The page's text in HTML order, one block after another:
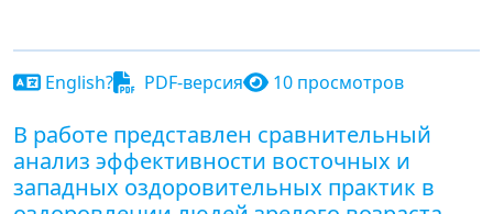
English? PDF-версия 10 просмотров
В работе представлен сравнительный
анализ эффективности восточных и
западных оздоровительных практик в